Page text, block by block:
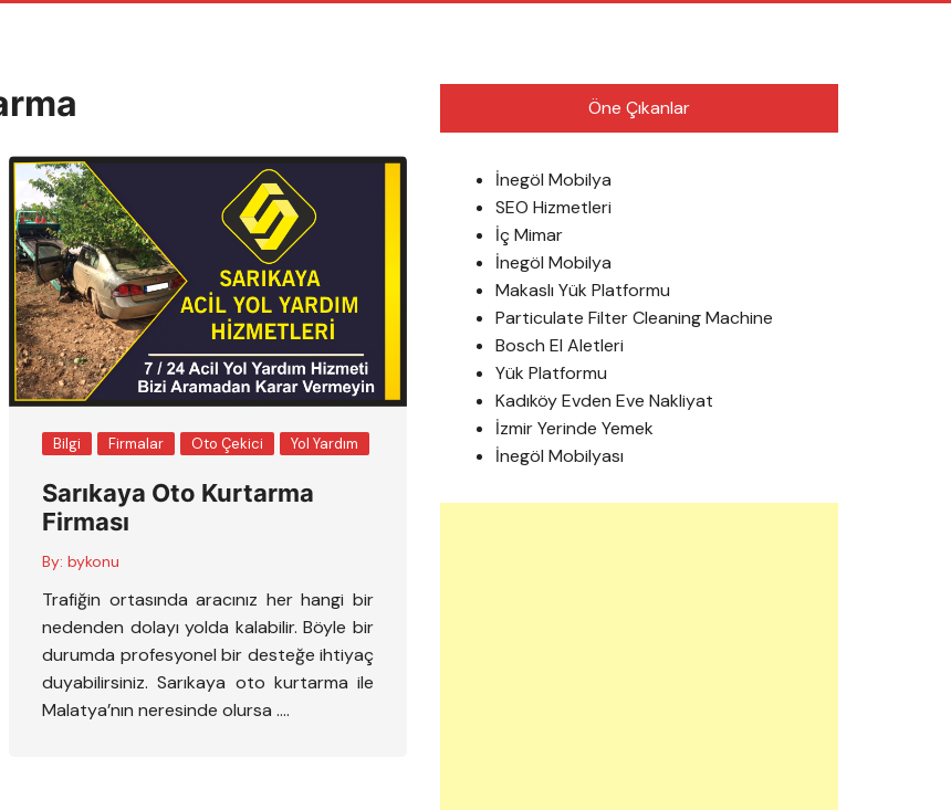
Bilgi Firmalar Oto Çekici Yol Yardım
Sarıkaya Oto Kurtarma
Firması
By: bykonu
Trafiğin ortasında aracınız her hangi bir
nedenden dolayı yolda kalabilir. Böyle bir
durumda profesyonel bir desteğe ihtiyaç
duyabilirsiniz. Sarıkaya oto kurtarma ile
Malatya’nın neresinde olursa ….
Öne Çıkanlar
İnegöl Mobilya
SEO Hizmetleri
İç Mimar
İnegöl Mobilya
Makaslı Yük Platformu
Particulate Filter Cleaning Machine
Bosch El Aletleri
Yük Platformu
Kadıköy Evden Eve Nakliyat
İzmir Yerinde Yemek
İnegöl Mobilyası